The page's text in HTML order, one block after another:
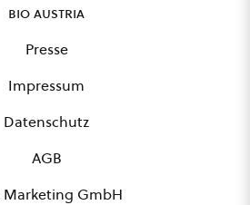
bio austria
Presse
Impressum
Datenschutz
AGB
Marketing GmbH